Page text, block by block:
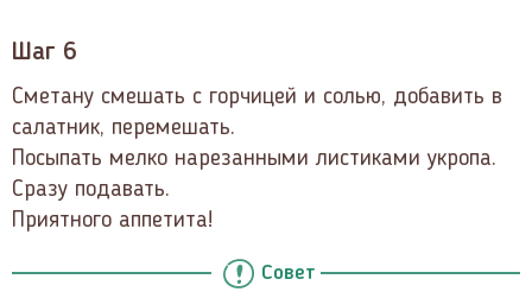
Шаг 6
Сметану смешать с горчицей и солью, добавить в
салатник, перемешать.
Посыпать мелко нарезанными листиками укропа.
Сразу подавать.
Приятного аппетита!
Совет